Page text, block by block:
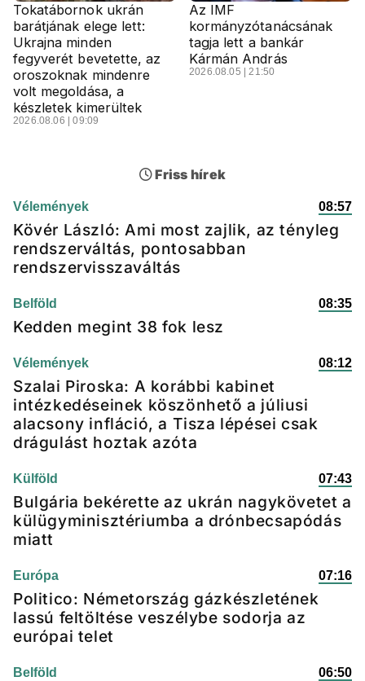
Tokatábornok ukrán
barátjának elege lett:
Ukrajna minden
fegyverét bevetette, az
oroszoknak mindenre
volt megoldása, a
készletek kimerültek
2026.08.06 | 09:09
Az IMF
kormányzótanácsának
tagja lett a bankár
Kármán András
2026.08.05 | 21:50
Friss hírek
Vélemények 08:57
Kövér László: Ami most zajlik, az tényleg
rendszerváltás, pontosabban
rendszervisszaváltás
Belföld 08:35
Kedden megint 38 fok lesz
Vélemények 08:12
Szalai Piroska: A korábbi kabinet
intézkedéseinek köszönhető a júliusi
alacsony infláció, a Tisza lépései csak
drágulást hoztak azóta
Külföld 07:43
Bulgária bekérette az ukrán nagykövetet a
külügyminisztériumba a drónbecsapódás
miatt
Európa 07:16
Politico: Németország gázkészletének
lassú feltöltése veszélybe sodorja az
európai telet
Belföld 06:50